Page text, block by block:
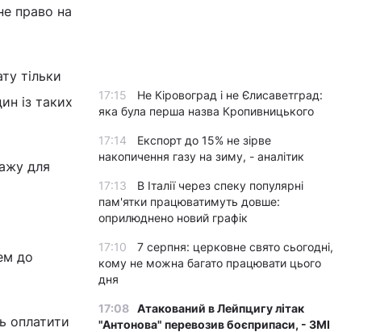
право на
тільки
із таких
для
до
оплатити
17:15
Не Кіровоград і не Єлисаветград:
яка була перша назва Кропивницького
17:14
Експорт до 15% не зірве
накопичення газу на зиму, - аналітик
17:13
В Італії через спеку популярні
пам'ятки працюватимуть довше:
оприлюднено новий графік
17:10
7 серпня: церковне свято сьогодні,
кому не можна багато працювати цього
дня
17:08 Атакований в Лейпцигу літак
"Антонова" перевозив боєприпаси, - ЗМІ